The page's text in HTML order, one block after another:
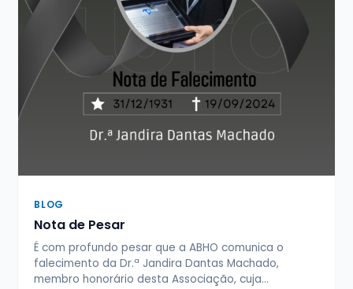
BLOG
Nota de Pesar
É com profundo pesar que a ABHO comunica o
falecimento da Dr.ª Jandira Dantas Machado,
membro honorário desta Associação, cuja…